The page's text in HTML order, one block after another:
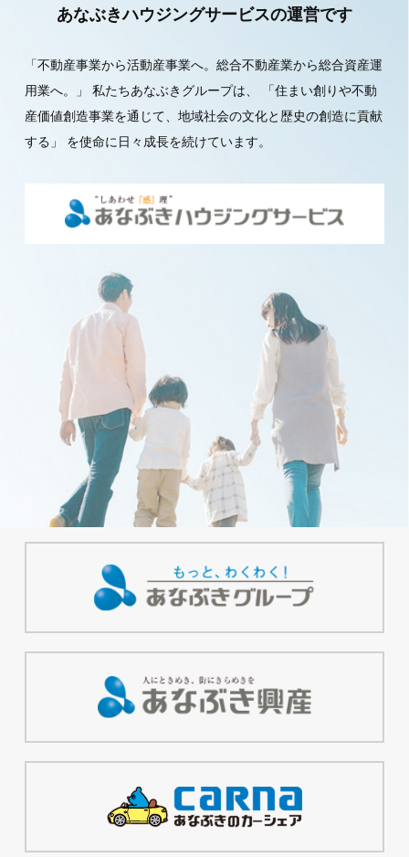
あなぶきハウジングサービスの運営です
「不動産事業から活動産事業へ。総合不動産業から総合資産運
用業へ。」
私たちあなぶきグループは、
「住まい創りや不動
産価値創造事業を通じて、地域社会の文化と歴史の創造に貢献
する」
を使命に日々成長を続けています。